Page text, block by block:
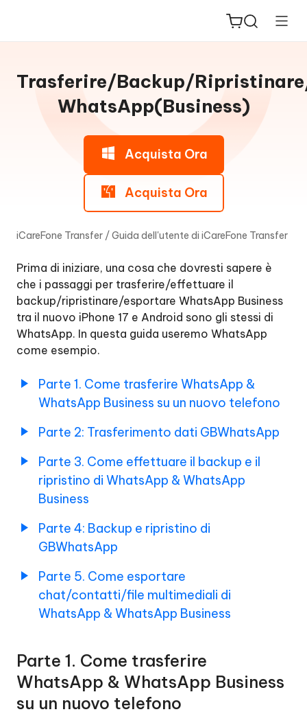
Editor
New
iAnyGo
Trasferire/Backup/
WhatsApp(Business)
Acquista Ora
Acquista Ora
per
WhatsApp
WhatsApp
Business
su
un
nuovo
telefono
2:
Trasferimento
dati
GBWhatsApp
Parte
3.
Come
fare
backup
ripristino
di
WhatsApp
Parte
4:
Backup
Ripristinare/Esportare
WhatsApp
da
Google
Drive
&
Ripristino
di
Kik/Viber
iCareFone Transfer /Guida dell'utente di iCareFone Transfer
Prima di iniziare, una cosa che dovresti sapere è
che i passaggi per trasferire/effettuare il
backup/ripristinare/esportare WhatsApp Business
tra il nuovo iPhone 17 e Android sono gli stessi di
WhatsApp. In questa guida useremo WhatsApp
come esempio.
Parte 1. Come trasferire WhatsApp &
WhatsApp Business su un nuovo telefono
Parte 2: Trasferimento dati GBWhatsApp
Parte 3. Come effettuare il backup e il
ripristino di WhatsApp & WhatsApp
Business
Parte 4: Backup e ripristino di
GBWhatsApp
Parte 5. Come esportare
chat/contatti/file multimediali di
WhatsApp & WhatsApp Business
Parte 1. Come trasferire
WhatsApp & WhatsApp Business
su un nuovo telefono